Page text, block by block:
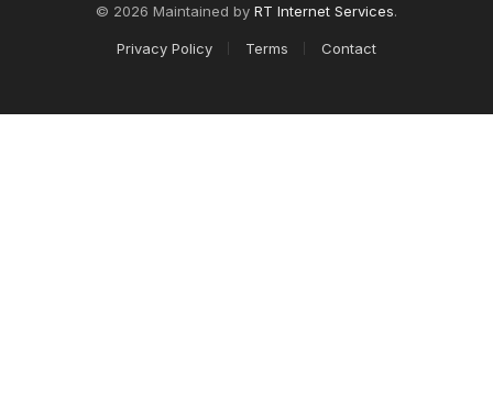
© 2026 Maintained by RT Internet Services.
Privacy Policy Terms Contact